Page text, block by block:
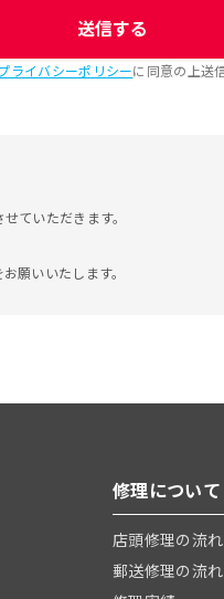
送信する
ライバシーポリシーに同意の上送
ていただきます。
願いいたします。
修理について
店頭修理の流れ
郵送修理の流れ